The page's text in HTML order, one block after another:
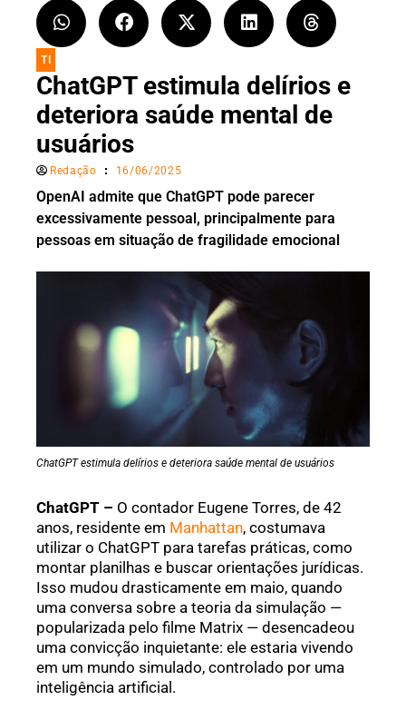
TI
ChatGPT estimula delírios e
deteriora saúde mental de
usuários
Redação 16/06/2025
OpenAI admite que ChatGPT pode parecer
excessivamente pessoal, principalmente para
pessoas em situação de fragilidade emocional
ChatGPT estimula delírios e deteriora saúde mental de usuários
ChatGPT – O contador Eugene Torres, de 42
anos, residente em Manhattan, costumava
utilizar o ChatGPT para tarefas práticas, como
montar planilhas e buscar orientações jurídicas.
Isso mudou drasticamente em maio, quando
uma conversa sobre a teoria da simulação —
popularizada pelo filme Matrix — desencadeou
uma convicção inquietante: ele estaria vivendo
em um mundo simulado, controlado por uma
inteligência artificial.